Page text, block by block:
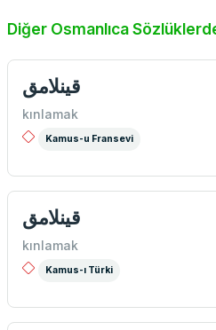
Diğer Osmanlıca
قینلامق
kınlamak
Kamus-u Fransevi
قينلامق
kınlamak
Kamus-ı Türki